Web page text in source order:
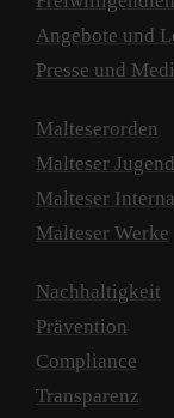
Angebote und
Presse und
Malteserorden
Malteser Jugend
Malteser
Malteser Werke
Nachhaltigkeit
Prävention
Compliance
Transparenz